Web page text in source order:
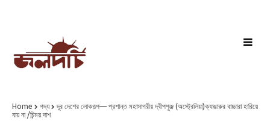
Home গদ্য
দূর দেশের লোকগল্প— প্রশান্ত মহাসাগরীয় দ্বীপপুঞ্জ (অস্ট্রেলিয়া)ক্যাঙারুর বাচ্চারা হারিয়ে
যায় না /চিন্ময় দাশ